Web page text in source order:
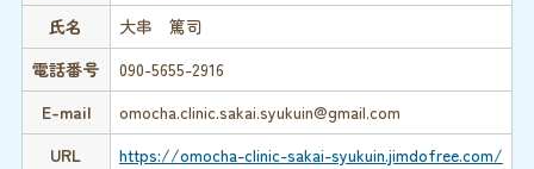
氏名
大串 篤司
電話番号
090-5655-2916
E-mail
omocha.clinic.sakai.syukuin@gmail.com
URL
https://omocha-clinic-sakai-syukuin.jimdofree.com/